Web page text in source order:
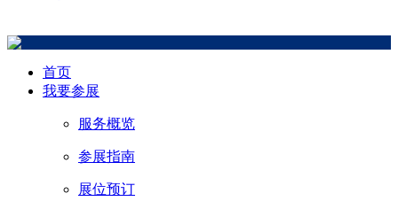
首页
我要参展
服务概览
参展指南
展位预订